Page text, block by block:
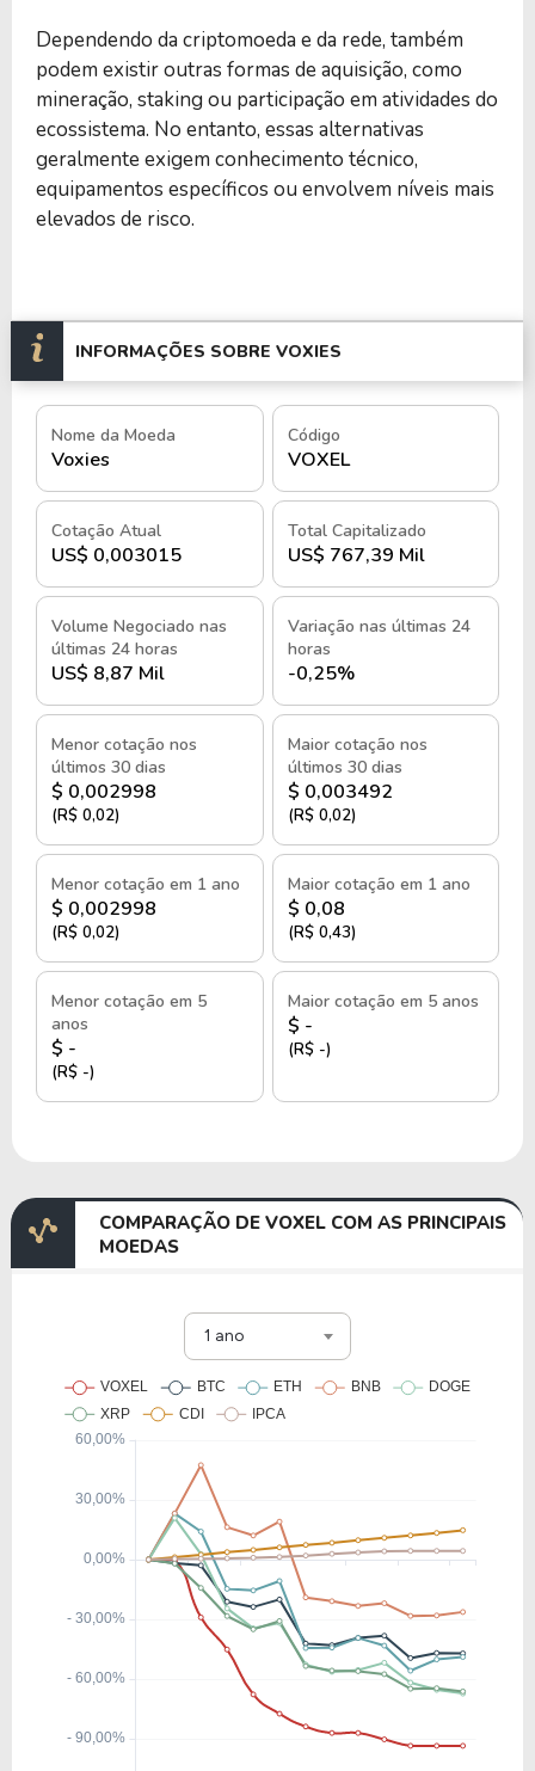
Dependendo da criptomoeda e da rede, também
podem existir outras formas de aquisição, como
mineração, staking ou participação em atividades do
ecossistema. No entanto, essas alternativas
geralmente exigem conhecimento técnico,
equipamentos específicos ou envolvem níveis mais
elevados de risco.
INFORMAÇÕES SOBRE VOXIES
Nome da Moeda
Voxies
Código
VOXEL
Cotação Atual
US$ 0,003015
Total Capitalizado
US$ 767,39 Mil
Volume Negociado nas
últimas 24 horas
US$ 8,87 Mil
Variação nas últimas 24
horas
-0,25%
Menor cotação nos
últimos 30 dias
$ 0,002998
(R$ 0,02)
Maior cotação nos
últimos 30 dias
$ 0,003492
(R$ 0,02)
Menor cotação em 1 ano
$ 0,002998
(R$ 0,02)
Maior cotação em 1 ano
$ 0,08
(R$ 0,43)
Menor cotação em 5
anos
$ -
(R$ -)
Maior cotação em 5 anos
$ -
(R$ -)
COMPARAÇÃO DE VOXEL COM AS PRINCIPAIS
MOEDAS
1 ano